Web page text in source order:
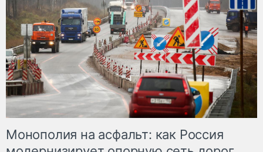
Монополия на асфальт: как Россия